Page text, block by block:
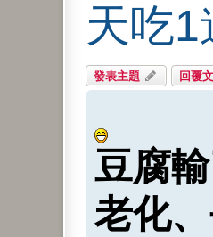
天吃1
發表主題 回覆
豆腐
老化